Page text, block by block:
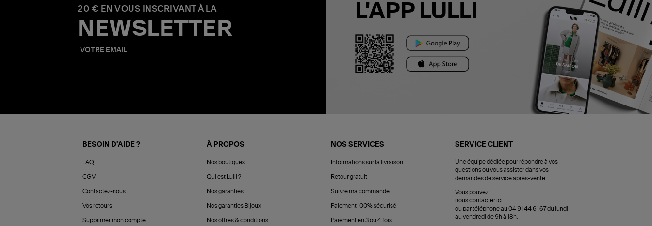
20 € EN VOUS INSCRIVANT À LA
NEWSLETTER
L'APP LULLI
BESOIN D'AIDE ?
FAQ
CGV
Contactez-nous
Vos retours
Supprimer mon compte
À PROPOS
Nos boutiques
Qui est Lulli ?
Nos garanties
Nos garanties Bijoux
Nos offres & conditions
NOS SERVICES
Informations sur la livraison
Retour gratuit
Suivre ma commande
Paiement 100% sécurisé
Paiement en 3 ou 4 fois
SERVICE CLIENT
Une équipe dédiée pour répondre à vos
questions ou vous assister dans vos
demandes de service après-vente.
Vous pouvez
nous contacter ici
ou par téléphone au 04 91 44 61 67 du lundi
au vendredi de 9h à 18h.